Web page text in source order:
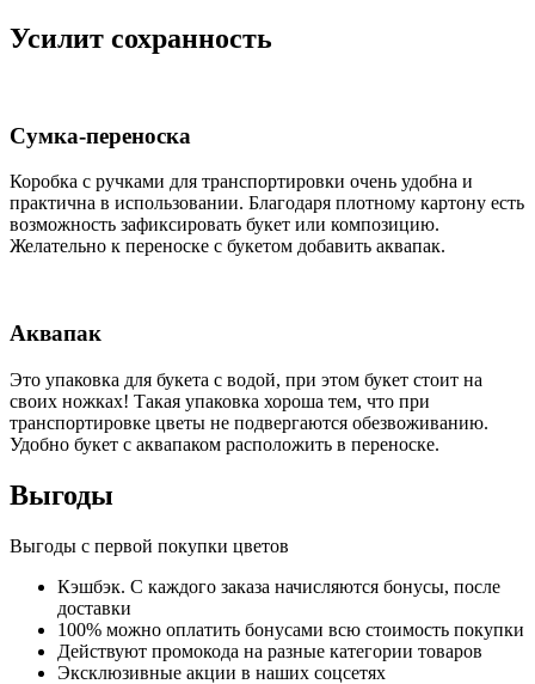
Усилит сохранность
Сумка-переноска
Коробка c ручками для транспортировки очень удобна и
практична в использовании. Благодаря плотному картону есть
возможность зафиксировать букет или композицию.
Желательно к переноске с букетом добавить аквапак.
Аквапак
Это упаковка для букета с водой, при этом букет стоит на
своих ножках! Такая упаковка хороша тем, что при
транспортировке цветы не подвергаются обезвоживанию.
Удобно букет с аквапаком расположить в переноске.
Выгоды
Выгоды с первой покупки цветов
Кэшбэк. С каждого заказа начисляются бонусы, после
доставки
100% можно оплатить бонусами всю стоимость покупки
Действуют промокода на разные категории товаров
Эксклюзивные акции в наших соцсетях